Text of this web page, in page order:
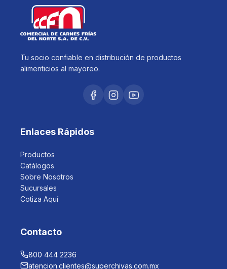
Tu socio confiable en distribución de productos
alimenticios al mayoreo.
Enlaces Rápidos
Productos
Catálogos
Sobre Nosotros
Sucursales
Cotiza Aquí
Contacto
800 444 2236
atencion.clientes@superchivas.com.mx